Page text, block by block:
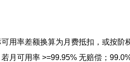
用率差额换算为月费抵扣，或按阶
月可用率 >=99.95% 无赔偿；